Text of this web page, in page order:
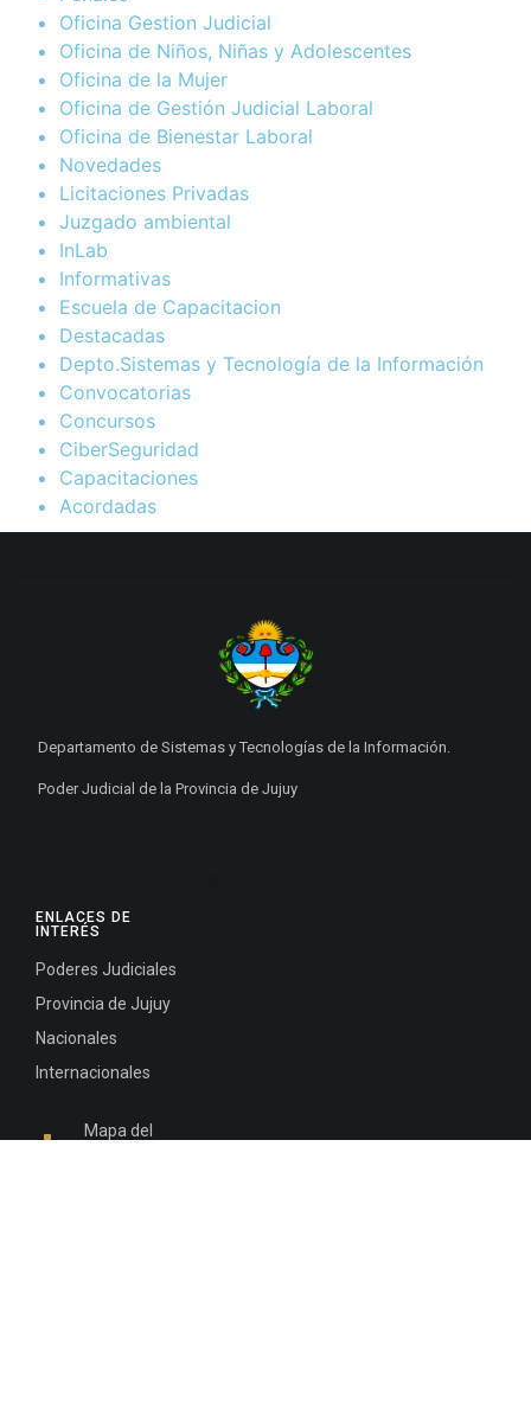
Oficina Gestion Judicial
Oficina de Niños, Niñas y Adolescentes
Oficina de la Mujer
Oficina de Gestión Judicial Laboral
Oficina de Bienestar Laboral
Novedades
Licitaciones Privadas
Juzgado ambiental
InLab
Informativas
Escuela de Capacitacion
Destacadas
Depto.Sistemas y Tecnología de la Información
Convocatorias
Concursos
CiberSeguridad
Capacitaciones
Acordadas
ENLACES DE
INTERÉS
Poderes Judiciales
Provincia de Jujuy
Nacionales
Internacionales
Mapa del
Departamento de Sistemas y Tecnologías de la Información.
Poder Judicial de la Provincia de Jujuy